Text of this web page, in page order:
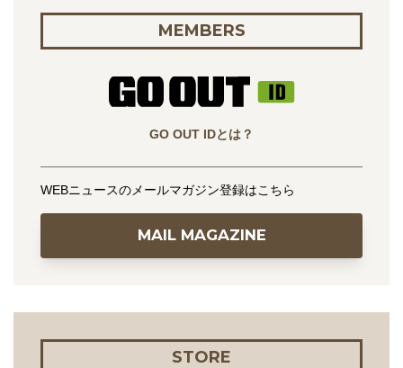
MEMBERS
GO OUT IDとは？
WEBニュースのメールマガジン登録はこちら
MAIL MAGAZINE
STORE